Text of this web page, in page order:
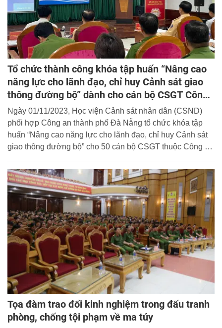
Tổ chức thành công khóa tập huấn “Nâng cao
năng lực cho lãnh đạo, chỉ huy Cảnh sát giao
thông đường bộ” dành cho cán bộ CSGT Công
an thành phố Đà Nẵng
Ngày 01/11/2023, Học viện Cảnh sát nhân dân (CSND)
phối hợp Công an thành phố Đà Nẵng tổ chức khóa tập
huấn “Nâng cao năng lực cho lãnh đạo, chỉ huy Cảnh sát
giao thông đường bộ” cho 50 cán bộ CSGT thuộc Công an
Tọa đàm trao đổi kinh nghiệm trong đấu tranh
phòng, chống tội phạm về ma túy